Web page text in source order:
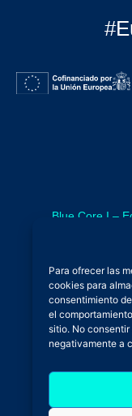
Para ofrecer las
cookies para
consentimiento
el
sitio. No
negativamente a
Blue Core I –
sede